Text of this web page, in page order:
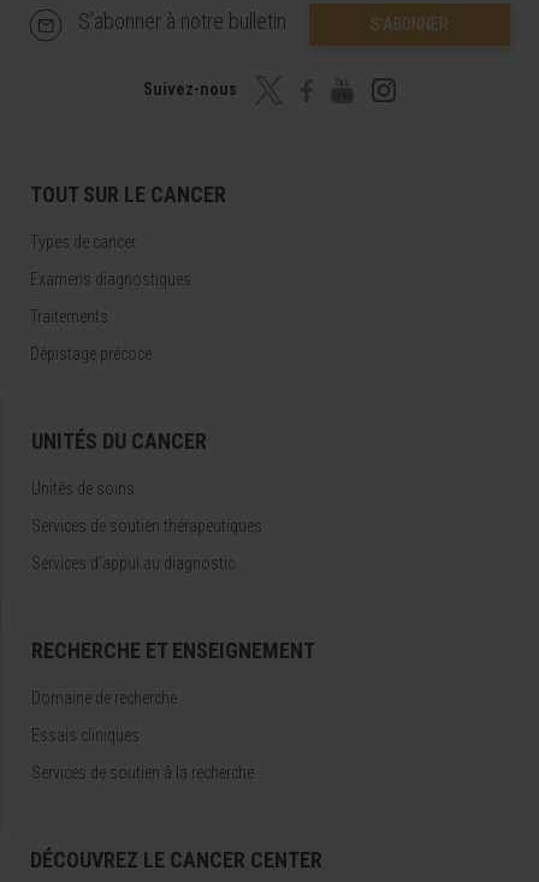
S’abonner à notre bulletin S’ABONNER
Suivez-nous
TOUT SUR LE CANCER
Types de cancer
Examens diagnostiques
Traitements
Dépistage précoce
UNITÉS DU CANCER
Unités de soins
Services de soutien thérapeutiques
Services d’appui au diagnostic
RECHERCHE ET ENSEIGNEMENT
Domaine de recherche
Essais cliniques
Services de soutien à la recherche
DÉCOUVREZ LE CANCER CENTER